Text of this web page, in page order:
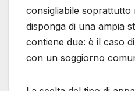
consigliabile soprattutto
disponga di una ampia
contiene due: è il caso
con un soggiorno